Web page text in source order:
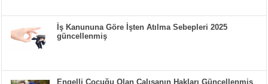
İş Kanununa Göre İşten Atılma Sebepleri 2025
güncellenmiş
Engelli Çocuğu Olan Çalışanın Hakları Güncellenmiş